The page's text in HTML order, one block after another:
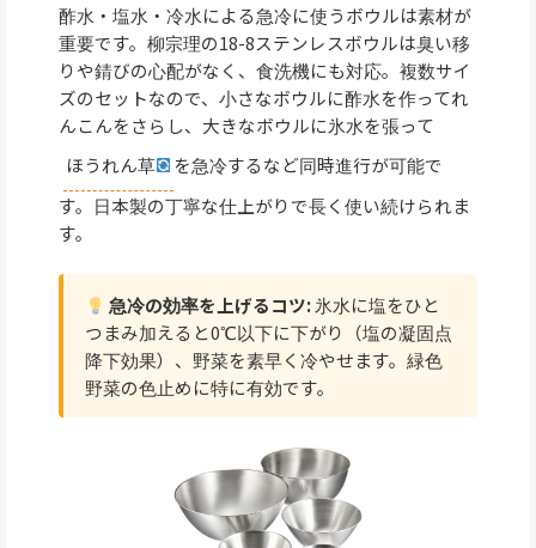
酢水・塩水・冷水による急冷に使うボウルは素材が
重要です。柳宗理の18-8ステンレスボウルは臭い移
りや錆びの心配がなく、食洗機にも対応。複数サイ
ズのセットなので、小さなボウルに酢水を作ってれ
んこんをさらし、大きなボウルに氷水を張って
ほうれん草
を急冷するなど同時進行が可能で
す。日本製の丁寧な仕上がりで長く使い続けられま
す。
急冷の効率を上げるコツ:氷水に塩をひと
つまみ加えると0℃以下に下がり（塩の凝固点
降下効果）、野菜を素早く冷やせます。緑色
野菜の色止めに特に有効です。